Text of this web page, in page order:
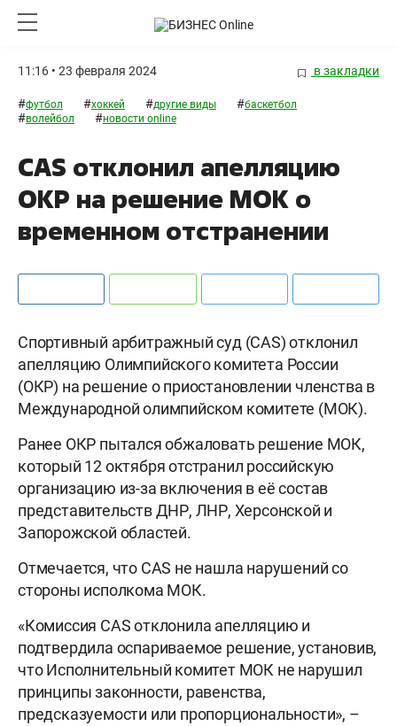
11:16 • 23 февраля 2024 в закладки
#футбол #хоккей #другие виды #баскетбол
#волейбол #новости online
CAS отклонил апелляцию
ОКР на решение МОК о
временном отстранении
Спортивный арбитражный суд (CAS) отклонил
апелляцию Олимпийского комитета России
(ОКР) на решение о приостановлении членства в
Международной олимпийском комитете (МОК).
Ранее ОКР пытался обжаловать решение МОК,
который 12 октября отстранил российскую
организацию из-за включения в её состав
представительств ДНР, ЛНР, Херсонской и
Запорожской областей.
Отмечается, что CAS не нашла нарушений со
стороны исполкома МОК.
«Комиссия CAS отклонила апелляцию и
подтвердила оспариваемое решение, установив,
что Исполнительный комитет МОК не нарушил
принципы законности, равенства,
предсказуемости или пропорциональности», –